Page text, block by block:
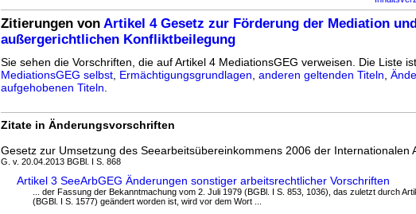
Zitierungen von Artikel 4 Gesetz zur Förderung der Mediation
außergerichtlichen Konfliktbeilegung
Sie sehen die Vorschriften, die auf Artikel 4 MediationsGEG verweisen. Die Liste
MediationsGEG selbst Ermächtigungsgrundlagen anderen geltenden Titeln
aufgehobenen Titeln
Zitate in Änderungsvorschriften
Gesetz zur Umsetzung des Seearbeitsübereinkommens 2006 der Internationalen
G. v. 20.04.2013 BGBl. I S. 868
Artikel 3 SeeArbGEG Änderungen sonstiger arbeitsrechtlicher Vorschriften
... der Fassung der Bekanntmachung vom 2. Juli 1979 (BGBl. I S. 853, 1036), das zuletzt durch
(BGBl. I S. 1577) geändert worden ist, wird vor dem Wort ...